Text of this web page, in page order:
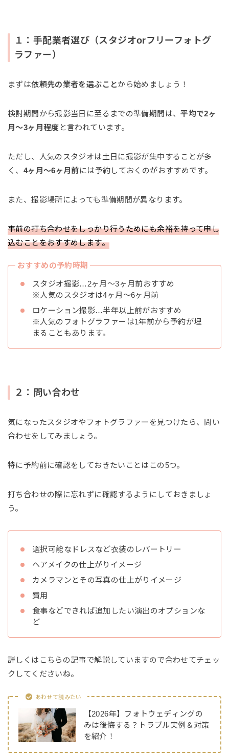
１：手配業者選び（スタジオorフリーフォトグ
ラファー）
まずは依頼先の業者を選ぶことから始めましょう！
検討期間から撮影当日に至るまでの準備期間は、平均で2ヶ
月〜3ヶ月程度 と言われています。
ただし、人気のスタジオは土日に撮影が集中することが多
く、 4ヶ月〜6ヶ月前には予約しておくのがおすすめです。
また、撮影場所によっても準備期間が異なります。
事前の打ち合わせをしっかり行うためにも余裕を持って申し
込むことをおすすめします。
おすすめの予約時期
スタジオ撮影…2ヶ月〜3ヶ月前おすすめ
※人気のスタジオは4ヶ月〜6ヶ月前
ロケーション撮影…半年以上前がおすすめ
※人気のフォトグラファーは1年前から予約が埋
まることもあります。
２：問い合わせ
気になったスタジオやフォトグラファーを見つけたら、問い
合わせをしてみましょう。
特に予約前に確認をしておきたいことはこの5つ。
打ち合わせの際に忘れずに確認するようにしておきましょ
う。
選択可能なドレスなど衣装のレパートリー
ヘアメイクの仕上がりイメージ
カメラマンとその写真の仕上がりイメージ
費用
食事などできれば追加したい演出のオプションな
ど
詳しくはこちらの記事で解説していますので合わせてチェッ
クしてくださいね。
あわせて読みたい
【2026年】フォトウェディングの
みは後悔する？トラブル実例＆対策
を紹介！